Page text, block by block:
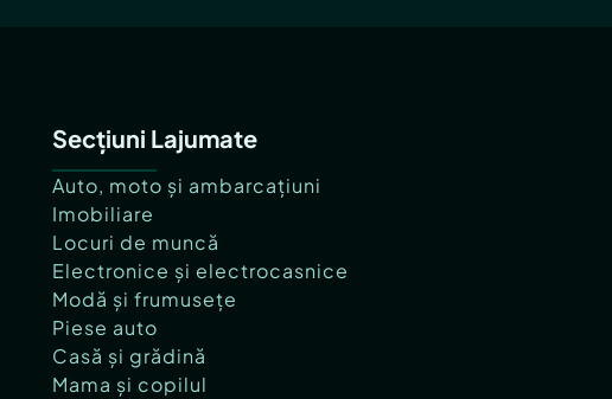
Secțiuni Lajumate
Auto, moto și ambarcațiuni
Imobiliare
Locuri de muncă
Electronice și electrocasnice
Modă și frumusețe
Piese auto
Casă și grădină
Mama și copilul